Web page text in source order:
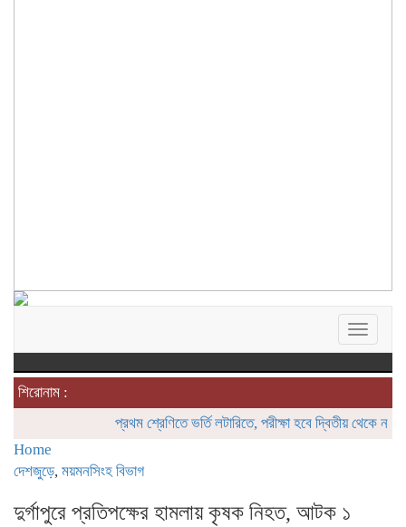
Toggle
শিরোনাম :
প্রথম শ্রেণিতে ভর্তি লটারিতে, পরীক্ষা হবে দ্বিতীয় থেকে নবম শ্রেণি
Home
দেশজুড়ে, ময়মনসিংহ বিভাগ
দুর্গাপুরে প্রতিপক্ষের হামলায় কৃষক নিহত, আটক ১